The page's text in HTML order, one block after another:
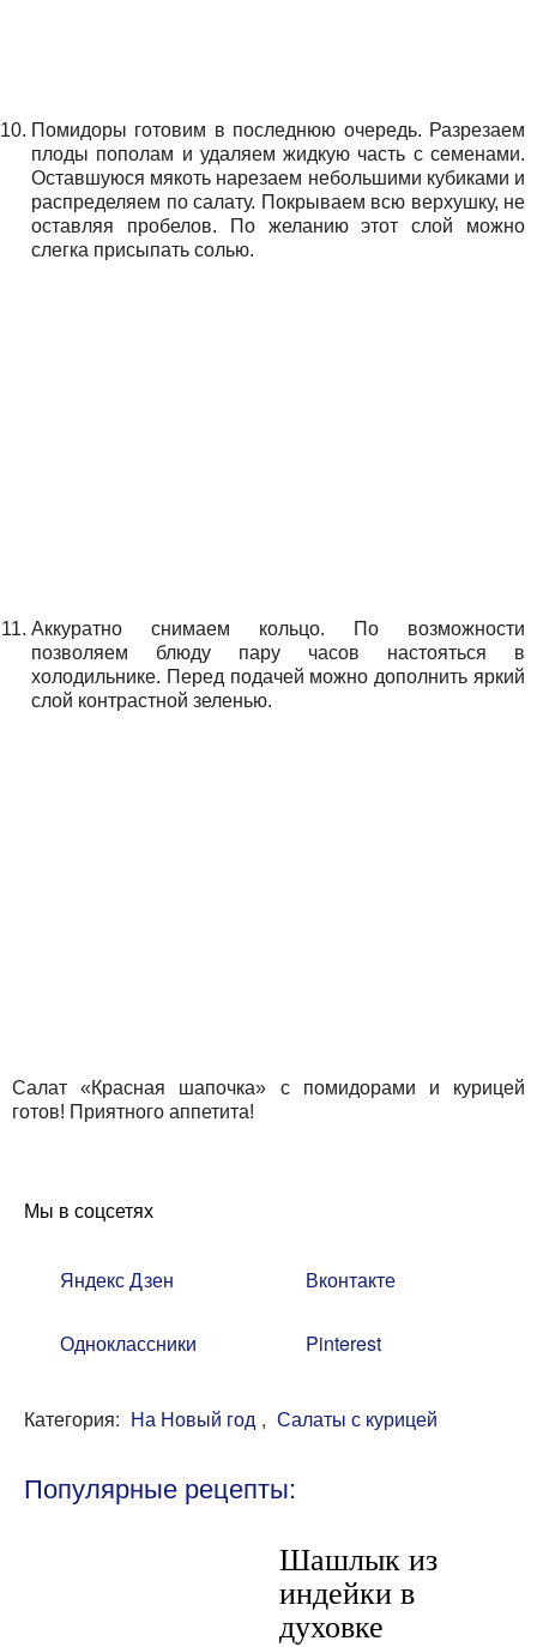
Помидоры готовим в последнюю очередь. Разрезаем
плоды пополам и удаляем жидкую часть с семенами.
Оставшуюся мякоть нарезаем небольшими кубиками и
распределяем по салату. Покрываем всю верхушку, не
оставляя пробелов. По желанию этот слой можно
слегка присыпать солью.
Аккуратно снимаем кольцо. По возможности
позволяем блюду пару часов настояться в
холодильнике. Перед подачей можно дополнить яркий
слой контрастной зеленью.
Салат «Красная шапочка» с помидорами и курицей
готов! Приятного аппетита!
Мы в соцсетях
Яндекс Дзен Вконтакте
Одноклассники Pinterest
Категория: На Новый год , Салаты с курицей
Популярные рецепты:
Шашлык из
индейки в
духовке